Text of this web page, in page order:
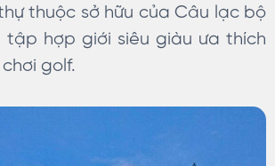
thuộc sở hữu của Câu lạc bộ
tập hợp giới siêu giàu ưa thích
golf.